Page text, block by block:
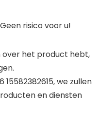
risico voor u!
over het product hebt,
we zullen
en diensten